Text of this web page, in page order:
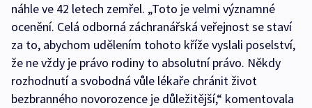
náhle ve 42 letech zemřel. „Toto je velmi významné
ocenění. Celá odborná záchranářská veřejnost se staví
za to, abychom udělením tohoto kříže vyslali poselství,
že ne vždy je právo rodiny to absolutní právo. Někdy
rozhodnutí a svobodná vůle lékaře chránit život
bezbranného novorozence je důležitější,“ komentovala